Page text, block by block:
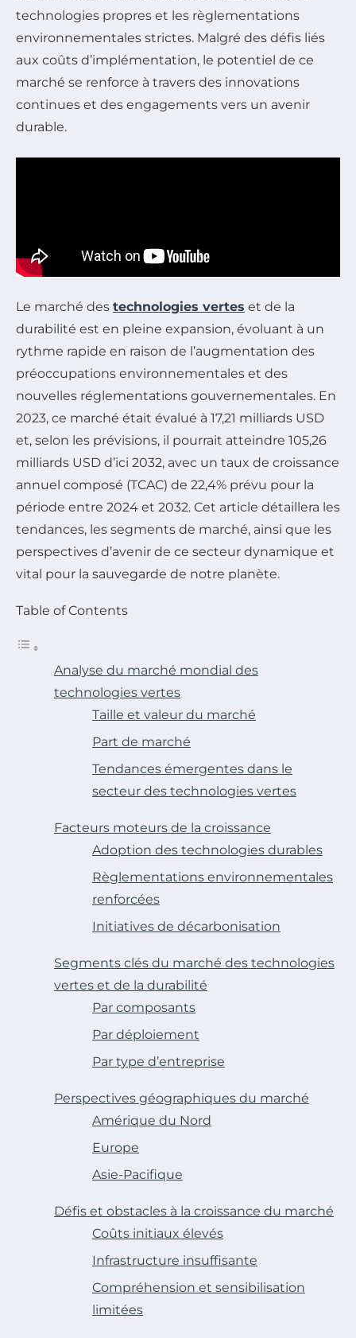
technologies propres et les règlementations
environnementales strictes. Malgré des défis liés
aux coûts d’implémentation, le potentiel de ce
marché se renforce à travers des innovations
continues et des engagements vers un avenir
durable.
Le marché des technologies vertes et de la
durabilité est en pleine expansion, évoluant à un
rythme rapide en raison de l’augmentation des
préoccupations environnementales et des
nouvelles réglementations gouvernementales. En
2023, ce marché était évalué à 17,21 milliards USD
et, selon les prévisions, il pourrait atteindre 105,26
milliards USD d’ici 2032, avec un taux de croissance
annuel composé (TCAC) de 22,4% prévu pour la
période entre 2024 et 2032. Cet article détaillera les
tendances, les segments de marché, ainsi que les
perspectives d’avenir de ce secteur dynamique et
vital pour la sauvegarde de notre planète.
Table of Contents
Analyse du marché mondial des
technologies vertes
Taille et valeur du marché
Part de marché
Tendances émergentes dans le
secteur des technologies vertes
Facteurs moteurs de la croissance
Adoption des technologies durables
Règlementations environnementales
renforcées
Initiatives de décarbonisation
Segments clés du marché des technologies
vertes et de la durabilité
Par composants
Par déploiement
Par type d’entreprise
Perspectives géographiques du marché
Amérique du Nord
Europe
Asie-Pacifique
Défis et obstacles à la croissance du marché
Coûts initiaux élevés
Infrastructure insuffisante
Compréhension et sensibilisation
limitées